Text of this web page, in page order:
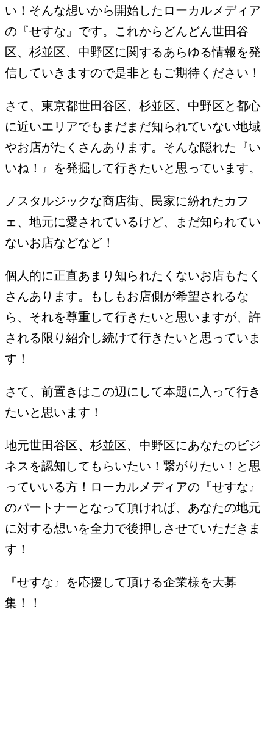
い！そんな想いから開始したローカルメディア
の『せすな』です。これからどんどん世田谷
区、杉並区、中野区に関するあらゆる情報を発
信していきますので是非ともご期待ください！
さて、東京都世田谷区、杉並区、中野区と都心
に近いエリアでもまだまだ知られていない地域
やお店がたくさんあります。そんな隠れた『い
いね！』を発掘して行きたいと思っています。
ノスタルジックな商店街、民家に紛れたカフ
ェ、地元に愛されているけど、まだ知られてい
ないお店などなど！
個人的に正直あまり知られたくないお店もたく
さんあります。もしもお店側が希望されるな
ら、それを尊重して行きたいと思いますが、許
される限り紹介し続けて行きたいと思っていま
す！
さて、前置きはこの辺にして本題に入って行き
たいと思います！
地元世田谷区、杉並区、中野区にあなたのビジ
ネスを認知してもらいたい！繋がりたい！と思
っていいる方！ローカルメディアの『せすな』
のパートナーとなって頂ければ、あなたの地元
に対する想いを全力で後押しさせていただきま
す！
『せすな』を応援して頂ける企業様を大募
集！！